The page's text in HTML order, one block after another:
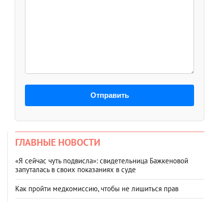
Отправить
ГЛАВНЫЕ НОВОСТИ
«Я сейчас чуть подвисла»: свидетельница Бажкеновой
запуталась в своих показаниях в суде
Как пройти медкомиссию, чтобы не лишиться прав